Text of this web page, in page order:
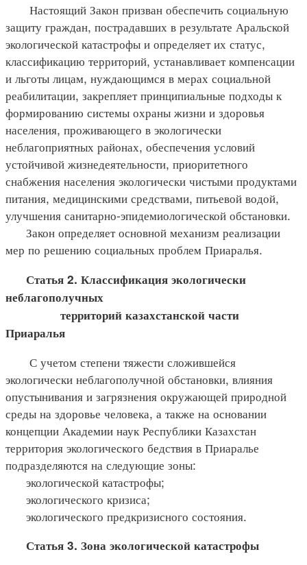
Настоящий Закон призван обеспечить социальную
защиту граждан, пострадавших в результате Аральской
экологической катастрофы и определяет их статус,
классификацию территорий, устанавливает компенсации
и льготы лицам, нуждающимся в мерах социальной
реабилитации, закрепляет принципиальные подходы к
формированию системы охраны жизни и здоровья
населения, проживающего в экологически
неблагоприятных районах, обеспечения условий
устойчивой жизнедеятельности, приоритетного
снабжения населения экологически чистыми продуктами
питания, медицинскими средствами, питьевой водой,
улучшения санитарно-эпидемиологической обстановки.
Закон определяет основной механизм реализации
мер по решению социальных проблем Приаралья.
Статья 2. Классификация экологически
неблагополучных
территорий казахстанской части
Приаралья
С учетом степени тяжести сложившейся
экологически неблагополучной обстановки, влияния
опустынивания и загрязнения окружающей природной
среды на здоровье человека, а также на основании
концепции Академии наук Республики Казахстан
территория экологического бедствия в Приаралье
подразделяются на следующие зоны:
экологической катастрофы;
экологического кризиса;
экологического предкризисного состояния.
Статья 3. Зона экологической катастрофы